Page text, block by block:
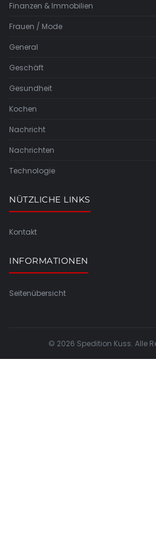
Finanzen & Immobilien
Frauen / Mode
General
Geschäft
Gesundheit
Kochen
Nachricht
Nachrichten
Technologie
NÜTZLICHE LINKS
Kontakt
INFORMATIONEN
Seitenübersicht
© 2026 Spedition Kuss. Alle